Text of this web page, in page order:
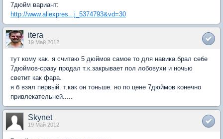
7дюйм вариант:
http://www.aliexpres...j_5374793&vd=30
itera
19 Май 2012
тут кому как. я считаю 5 дюймов самое то для навика.брал себе
7дюймов-сразу продал т.к.закрывает пол лобовухи и ночью
светит как фара.
я б взял первый. т.как он тоньше. но по цене 7дюймов конечно
привлекательней.....
Skynet
19 Май 2012